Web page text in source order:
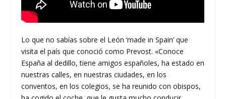
Lo que no sabías sobre el León ‘made in Spain’ que
visita el país que conoció como Prevost. «Conoce
España al dedillo, tiene amigos españoles, ha estado en
nuestras calles, en nuestras ciudades, en los
conventos, en los colegios, se ha reunido con obispos,